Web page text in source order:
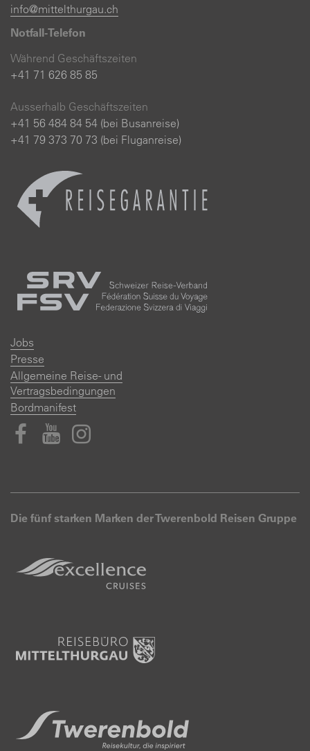
info@mittelthurgau.ch
Notfall-Telefon
Während Geschäftszeiten
+41 71 626 85 85
Ausserhalb Geschäftszeiten
+41 56 484 84 54 (bei Busanreise)
+41 79 373 70 73 (bei Fluganreise)
Jobs
Presse
Allgemeine Reise- und
Vertragsbedingungen
Bordmanifest
Die fünf starken Marken der Twerenbold Reisen Gruppe